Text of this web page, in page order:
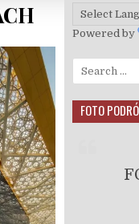
Powered by
Search for:
FOTO